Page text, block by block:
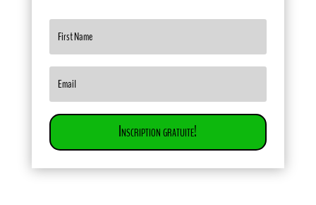
Inscription gratuite!